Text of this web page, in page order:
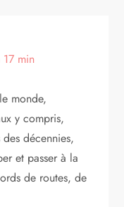
min
monde,
y compris,
décennies,
et passer à la
de routes, de